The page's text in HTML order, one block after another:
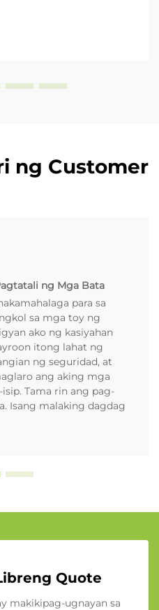
ng Customer
ng Mga Bata
para sa
sa mga toy ng
ako ng kasiyahan
itong lahat ng
ng seguridad, at
ang aking mga
Tama rin ang pag-
Isang malaking dagdag
Quote
makikipag-ugnayan sa